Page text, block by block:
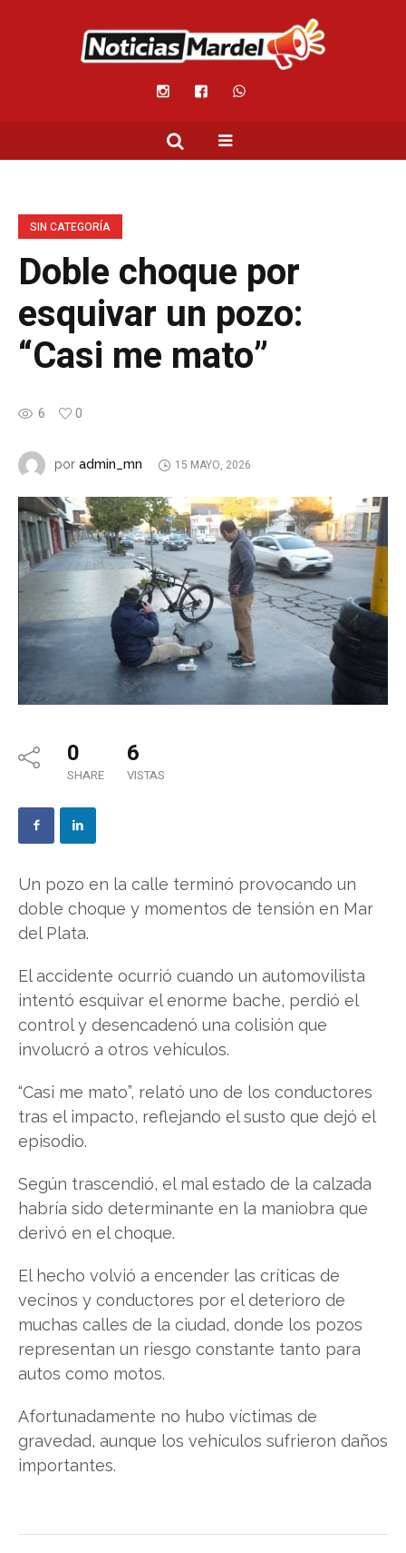
SIN CATEGORÍA
Doble choque por
esquivar un pozo:
“Casi me mato”
6 0
por admin_mn 15 MAYO, 2026
0
SHARE
6
VISTAS
Un pozo en la calle terminó provocando un
doble choque y momentos de tensión en Mar
del Plata.
El accidente ocurrió cuando un automovilista
intentó esquivar el enorme bache, perdió el
control y desencadenó una colisión que
involucró a otros vehículos.
“Casi me mato”, relató uno de los conductores
tras el impacto, reflejando el susto que dejó el
episodio.
Según trascendió, el mal estado de la calzada
habría sido determinante en la maniobra que
derivó en el choque.
El hecho volvió a encender las críticas de
vecinos y conductores por el deterioro de
muchas calles de la ciudad, donde los pozos
representan un riesgo constante tanto para
autos como motos.
Afortunadamente no hubo víctimas de
gravedad, aunque los vehículos sufrieron daños
importantes.